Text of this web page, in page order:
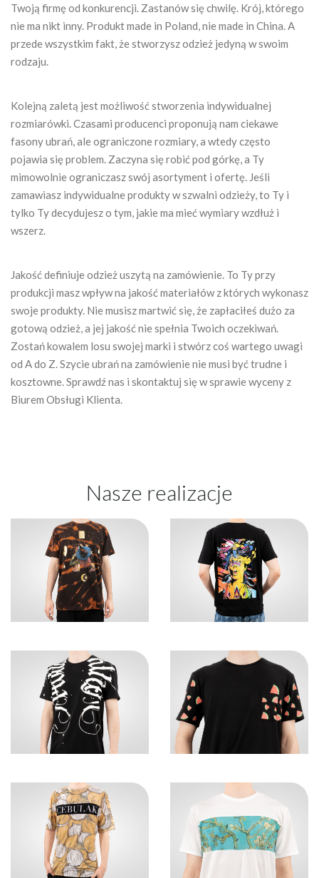
Twoją firmę od konkurencji. Zastanów się chwilę. Krój, którego
nie ma nikt inny. Produkt made in Poland, nie made in China. A
przede wszystkim fakt, że stworzysz odzież jedyną w swoim
rodzaju.
Kolejną zaletą jest możliwość stworzenia indywidualnej
rozmiarówki. Czasami producenci proponują nam ciekawe
fasony ubrań, ale ograniczone rozmiary, a wtedy często
pojawia się problem. Zaczyna się robić pod górkę, a Ty
mimowolnie ograniczasz swój asortyment i ofertę. Jeśli
zamawiasz indywidualne produkty w szwalni odzieży, to Ty i
tylko Ty decydujesz o tym, jakie ma mieć wymiary wzdłuż i
wszerz.
Jakość definiuje odzież uszytą na zamówienie. To Ty przy
produkcji masz wpływ na jakość materiałów z których wykonasz
swoje produkty. Nie musisz martwić się, że zapłaciłeś dużo za
gotową odzież, a jej jakość nie spełnia Twoich oczekiwań.
Zostań kowalem losu swojej marki i stwórz coś wartego uwagi
od A do Z. Szycie ubrań na zamówienie nie musi być trudne i
kosztowne. Sprawdź nas i skontaktuj się w sprawie wyceny z
Biurem Obsługi Klienta.
Nasze realizacje